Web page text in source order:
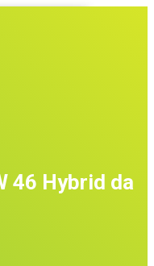
46 Hybrid da